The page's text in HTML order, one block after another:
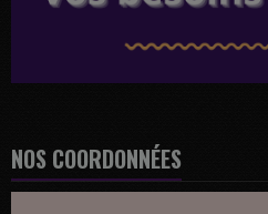
NOS COORDONNÉES